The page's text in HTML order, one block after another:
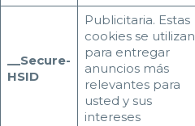
__Secure-
HSID
Publicitaria. Estas
cookies se utilizan
para entregar
anuncios más
relevantes para
usted y sus
intereses